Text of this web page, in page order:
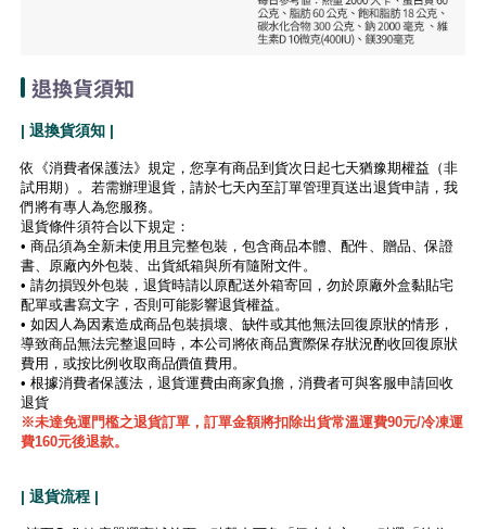
退換貨須知
| 退換貨須知 |
依《消費者保護法》規定，您享有商品到貨次日起七天猶豫期權益（非
試用期）。若需辦理退貨，請於七天內至訂單管理頁送出退貨申請，我
們將有專人為您服務。
退貨條件須符合以下規定：
• 商品須為全新未使用且完整包裝，包含商品本體、配件、贈品、保證
書、原廠內外包裝、出貨紙箱與所有隨附文件。
• 請勿損毀外包裝，退貨時請以原配送外箱寄回，勿於原廠外盒黏貼宅
配單或書寫文字，否則可能影響退貨權益。
• 如因人為因素造成商品包裝損壞、缺件或其他無法回復原狀的情形，
導致商品無法完整退回時，本公司將依商品實際保存狀況酌收回復原狀
費用，或按比例收取商品價值費用。
• 根據消費者保護法，退貨運費由商家負擔，消費者可與客服申請回收
退貨
※未達免運門檻之退貨訂單，訂單金額將扣除出貨常溫運費90元/冷凍運
費160元後退款。
| 退貨流程 |